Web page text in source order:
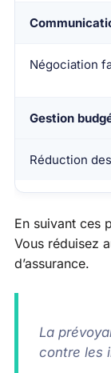
Négociation
Gestion
Réduction
En suivant ces
Vous réduisez
d’assurance.
La
contre les